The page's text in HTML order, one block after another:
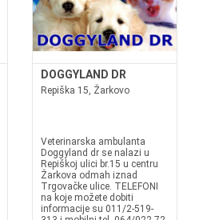
DOGGYLAND DR
Repiška 15, Žarkovo
Veterinarska ambulanta
Doggyland dr se nalazi u
Repiškoj ulici br.15 u centru
Žarkova odmah iznad
Trgovačke ulice. TELEFONI
na koje možete dobiti
informacije su 011/2-519-